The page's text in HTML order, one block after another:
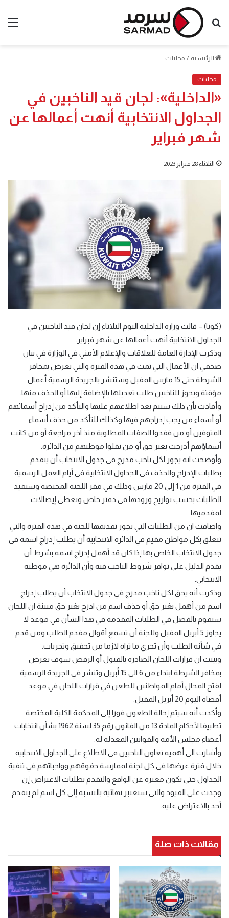
بحث
الرئيسية / محليات
محليات
«الداخلية»: لجان قيد الناخبين في
الجداول الانتخابية أنهت أعمالها عن
شهر فبراير
الثلاثاء 28 فبراير 2023
(كونا) – قالت وزارة الداخلية اليوم الثلاثاء إن لجان قيد الناخبين في
الجداول الانتخابية أنهت أعمالها عن شهر فبراير.
وذكرت الإدارة العامة للعلاقات والإعلام الأمني في الوزارة في بيان
صحفي ان الأعمال التي تمت في هذه الفترة والتي تعرض بمخافر
الشرطة حتى 15 مارس المقبل وستنشر بالجريدة الرسمية أعمال
مؤقتة ويجوز للناخبين طلب تعديلها بالإضافة إليها أو الحذف منها.
وأفادت بأن ذلك سيتم بعد اطلاعهم عليها والتأكد من إدراج أسمائهم
أو أسماء من يجب إدراجهم فيها وكذلك للتأكد من حذف أسماء
المتوفين أو من فقدوا الصفات المطلوبة منذ آخر مراجعة أو من كانت
أسماؤهم أدرجت بغير حق أو من نقلوا موطنهم من الدائرة.
وأوضحت انه يجوز لكل ناخب مدرج في جدول الانتخاب أن يتقدم
بطلبات الإدراج والحذف في الجداول الانتخابية في أيام العمل الرسمية
في الفترة من 1 إلى 20 مارس وذلك في مقر اللجنة المختصة وستقيد
الطلبات بحسب تواريخ ورودها في دفتر خاص وتعطى إيصالات
لمقدميها.
واضافت ان من الطلبات التي يجوز تقديمها للجنة في هذه الفترة والتي
تتعلق بكل مواطن مقيم في الدائرة الانتخابية أن يطلب إدراج اسمه في
جدول الانتخاب الخاص بها إذا كان قد أهمل إدراج اسمه بشرط أن
يقدم الدليل على توافر شروط الناخب فيه وأن الدائرة هي موطنه
الانتخابي.
وذكرت أنه يحق لكل ناخب مدرج في جدول الانتخاب أن يطلب إدراج
اسم من أهمل بغير حق أو حذف اسم من ادرج بغير حق مبينة ان اللجان
ستقوم بالفصل في الطلبات المقدمة في هذا الشأن في موعد لا
يجاوز 5 أبريل المقبل وللجنة أن تسمع أقوال مقدم الطلب ومن قدم
في شأنه الطلب وأن تجري ما تراه لازما من تحقيق وتحريات.
وبينت ان قرارات اللجان الصادرة بالقبول أو الرفض سوف تعرض
بمخافر الشرطة ابتداء من 6 الى 15 أبريل وتنشر في الجريدة الرسمية
لفتح المجال أمام المواطنين للطعن في قرارات اللجان في موعد
أقصاه اليوم 20 أبريل المقبل.
وأكدت أنه سيتم إحالة الطعون فورا إلى المحكمة الكلية المختصة
تطبيقا لأحكام المادة 13 من القانون رقم 35 لسنة 1962 بشأن انتخابات
أعضاء مجلس الأمة والقوانين المعدلة له.
وأشارت الى أهمية تعاون الناخبين في الاطلاع على الجداول الانتخابية
خلال فترة عرضها في كل لجنة لممارسة حقوقهم وواجباتهم في تنقية
الجداول حتى تكون معبرة عن الواقع والتقدم بطلبات الاعتراض إن
وجدت على القيود والتي ستعتبر نهائية بالنسبة إلى كل اسم لم يتقدم
أحد بالاعتراض عليه.
مقالات ذات صلة